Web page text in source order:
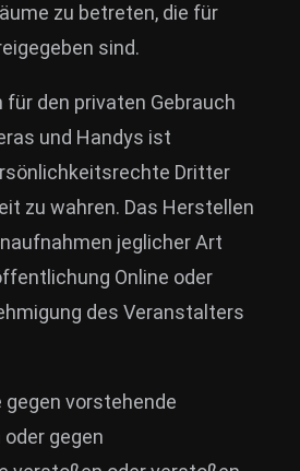
zu betreten, die für
sind.
für den privaten Gebrauch
und Handys ist
Dritter
zu wahren. Das Herstellen
jeglicher Art
Online oder
des Veranstalters
gegen vorstehende
gegen